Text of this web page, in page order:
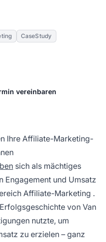
CaseStudy
vereinbaren
Ihre Affiliate-Marketing-
sich als mächtiges
Engagement und Umsatz
Affiliate-Marketing .
von Van
nutzte, um
zu erzielen – ganz